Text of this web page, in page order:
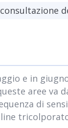
e in
aree va
di